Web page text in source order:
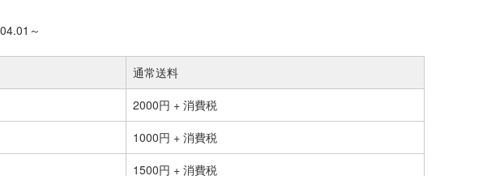
～
通常送料
2000円 + 消費税
1000円 + 消費税
1500円 + 消費税